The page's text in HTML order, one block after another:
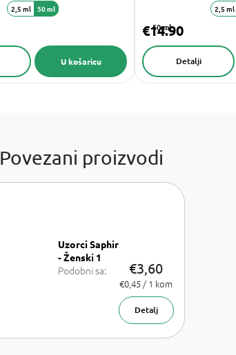
U košaricu
2,5 ml 50 ml
50 ml
€14.90
Detalji
2,5 ml
Povezani proizvodi
Uzorci Saphir
- Ženski 1
Podobni sa:
Armani Acqua
€3,60
Izmjeri
cijenu:
€0,45 / 1 kom
Detalj